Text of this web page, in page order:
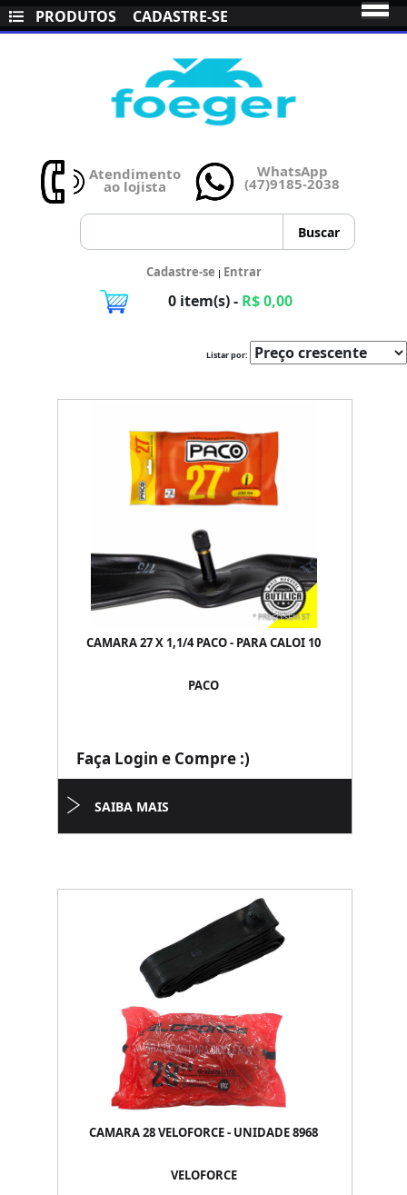
PRODUTOS CADASTRE-SE
Atendimento
ao lojista
WhatsApp
(47)9185-2038
Cadastre-se | Entrar
0 item(s) - R$ 0,00
Listar por:
CAMARA 27 X 1,1/4 PACO - PARA CALOI 10
PACO
Faça Login e Compre :)
SAIBA MAIS
CAMARA 28 VELOFORCE - UNIDADE 8968
VELOFORCE